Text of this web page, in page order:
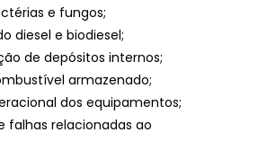
e fungos;
diesel e biodiesel;
de depósitos internos;
armazenado;
dos equipamentos;
falhas relacionadas ao